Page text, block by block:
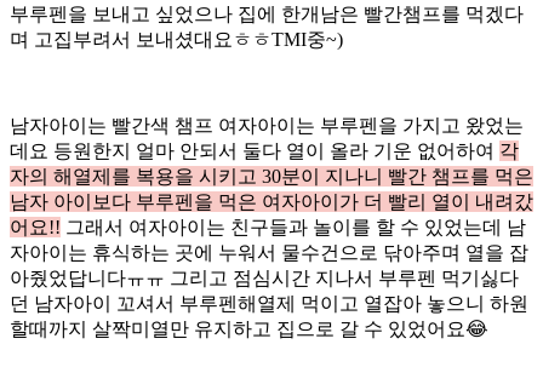
부루펜을 보내고 싶었으나 집에 한개남은 빨간챔프를 먹겠다
며 고집부려서 보내셨대요ㅎㅎTMI중~)
남자아이는 빨간색 챔프 여자아이는 부루펜을 가지고 왔었는
데요 등원한지 얼마 안되서 둘다 열이 올라 기운 없어하여 각
자의 해열제를 복용을 시키고 30분이 지나니 빨간 챔프를 먹은
남자 아이보다 부루펜을 먹은 여자아이가 더 빨리 열이 내려갔
어요!! 그래서 여자아이는 친구들과 놀이를 할 수 있었는데 남
자아이는 휴식하는 곳에 누워서 물수건으로 닦아주며 열을 잡
아줬었답니다ㅠㅠ 그리고 점심시간 지나서 부루펜 먹기싫다
던 남자아이 꼬셔서 부루펜해열제 먹이고 열잡아 놓으니 하원
할때까지 살짝미열만 유지하고 집으로 갈 수 있었어요😂